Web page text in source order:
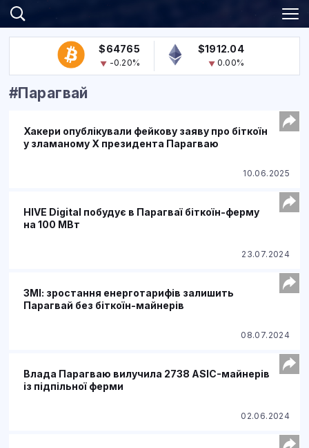
$64765
-0.20%
$1912.04
0.00%
#Парагвай
Хакери опублікували фейкову заяву про біткоїн
у зламаному Х президента Парагваю
10.06.2025
HIVE Digital побудує в Парагваї біткоїн-ферму
на 100 МВт
23.07.2024
ЗМІ: зростання енерготарифів залишить
Парагвай без біткоїн-майнерів
08.07.2024
Влада Парагваю вилучила 2738 ASIC-майнерів
із підпільної ферми
02.06.2024